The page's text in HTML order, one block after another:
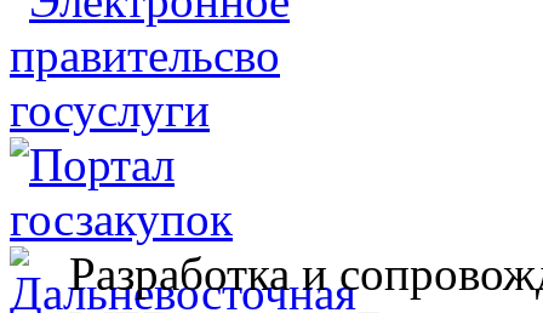
Разработка и